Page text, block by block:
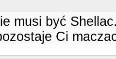
musi być
Ci